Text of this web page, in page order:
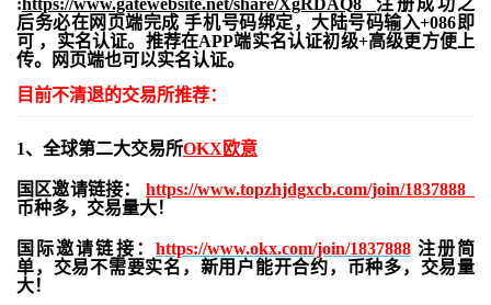
:https://www.gatewebsite.net/share/XgRDAQ8 注册成功之
后务必在网页端完成 手机号码绑定，大陆号码输入+086即
可 ，实名认证。推荐在APP端实名认证初级+高级更方便上
传。网页端也可以实名认证。
目前不清退的交易所推荐：
1、全球第二大交易所OKX欧意
国区邀请链接： https://www.topzhjdgxcb.com/join/1837888
币种多，交易量大！
国际邀请链接： https://www.okx.com/join/1837888注册简
单，交易不需要实名，新用户能开合约， 币种多，交易量
大！